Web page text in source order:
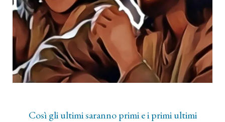
Così gli ultimi saranno primi e i primi ultimi